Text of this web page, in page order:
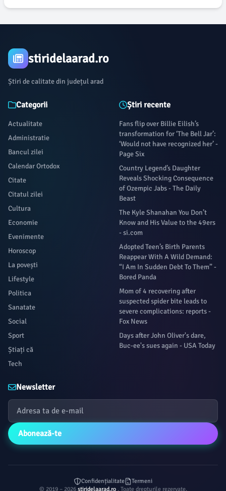
stiridelaarad.ro
Știri de calitate din județul arad
Categorii
Actualitate
Administratie
Bancul zilei
Calendar Ortodox
Citate
Citatul zilei
Cultura
Economie
Evenimente
Horoscop
La povești
Lifestyle
Politica
Sanatate
Social
Sport
Știați că
Tech
Știri recente
Fans flip over Billie Eilish’s
transformation for ‘The Bell Jar’:
‘Would not have recognized her’ -
Page Six
Country Legend’s Daughter
Reveals Shocking Consequence
of Ozempic Jabs - The Daily
Beast
The Kyle Shanahan You Don’t
Know and His Value to the 49ers
- si.com
Adopted Teen’s Birth Parents
Reappear With A Wild Demand:
“I Am In Sudden Debt To Them” -
Bored Panda
Mom of 4 recovering after
suspected spider bite leads to
severe complications: reports -
Fox News
Days after John Oliver's dare,
Buc-ee's sues again - USA Today
Newsletter
Abonează-te
Confidențialitate
Termeni
© 2019 – 2026 stiridelaarad.ro . Toate drepturile rezervate.